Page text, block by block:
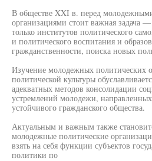
В обществе XXI в. перед
организациями стоит важная задача —
только институтов политического
и политического воспитания и
гражданственности, поиска новых
Изучение молодежных политических
политической культуры
адекватных методов консолидации
устремлений молодежи,
устойчивого гражданского общества.
Актуальным и важным также
молодежные политические
взять на себя функции субъектов
политики по